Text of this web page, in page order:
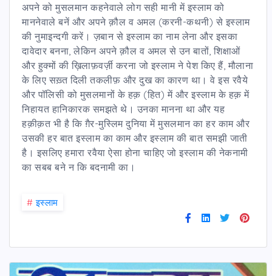
अपने को मुसलमान कहनेवाले लोग सही मानी में इस्लाम को
माननेवाले बनें और अपने क़ौल व अमल (करनी-कथनी) से इस्लाम
की नुमाइन्दगी करें। ज़बान से इस्लाम का नाम लेना और इसका
दावेदार बनना, लेकिन अपने क़ौल व अमल से उन बातों, शिक्षाओं
और हुक्मों की ख़िलाफ़वर्ज़ी करना जो इस्लाम ने पेश किए हैं, मौलाना
के लिए सख़्त दिली तकलीफ़ और दुख का कारण था। वे इस रवैये
और पॉलिसी को मुसलमानों के हक़ (हित) में और इस्लाम के हक़ में
निहायत हानिकारक समझते थे। उनका मानना था और यह
हक़ीक़त भी है कि ग़ैर-मुस्लिम दुनिया में मुसलमान का हर काम और
उसकी हर बात इस्लाम का काम और इस्लाम की बात समझी जाती
है। इसलिए हमारा रवैया ऐसा होना चाहिए जो इस्लाम की नेकनामी
का सबब बने न कि बदनामी का।
# इस्लाम